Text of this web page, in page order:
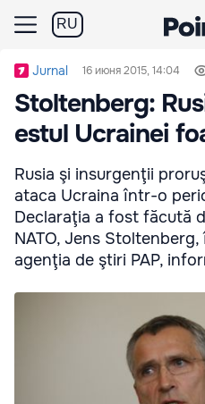
RU
Jurnal 16 июня 2015, 14:04
Stoltenberg:
estul Ucrainei
Rusia şi insurgenţii
ataca Ucraina într-o
Declaraţia a fost făcută
NATO, Jens
agenţia de ştiri PAP,